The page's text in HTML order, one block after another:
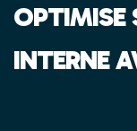
OPTIMISE
INTERNE